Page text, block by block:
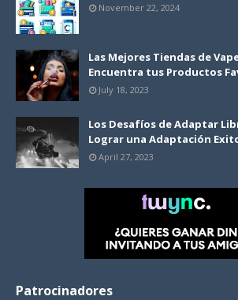
November 22, 2024
Las Mejores Tiendas de
Encuentra tus Productos
July 18, 2023
Los Desafíos de Adaptar
Lograr una Adaptación
April 27, 2023
Patrocinadores